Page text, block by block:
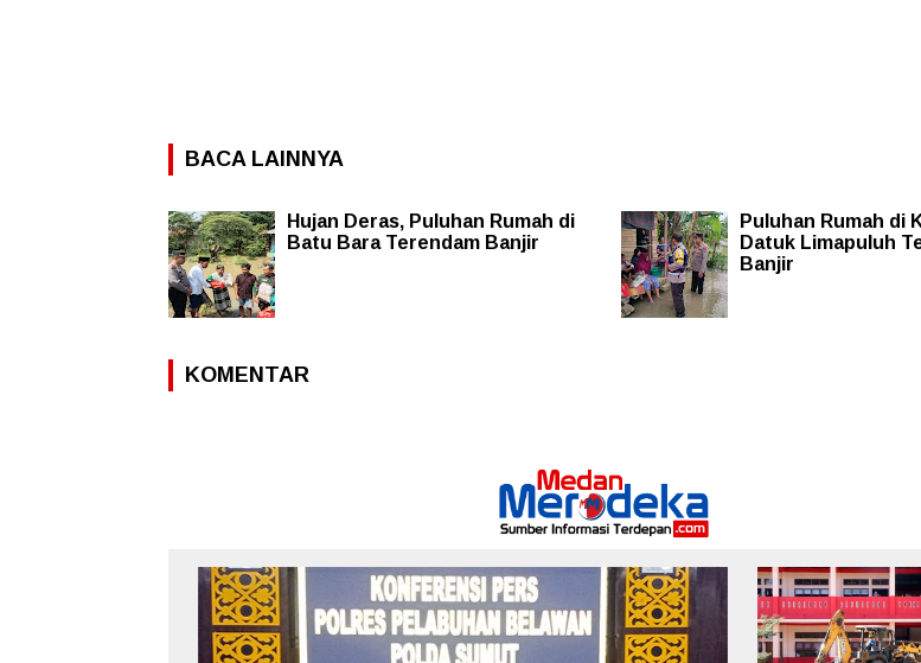
BACA LAINNYA
Hujan Deras, Puluhan Rumah di
Batu Bara Terendam Banjir
Puluhan Rumah di
Datuk Limapuluh
Banjir
KOMENTAR